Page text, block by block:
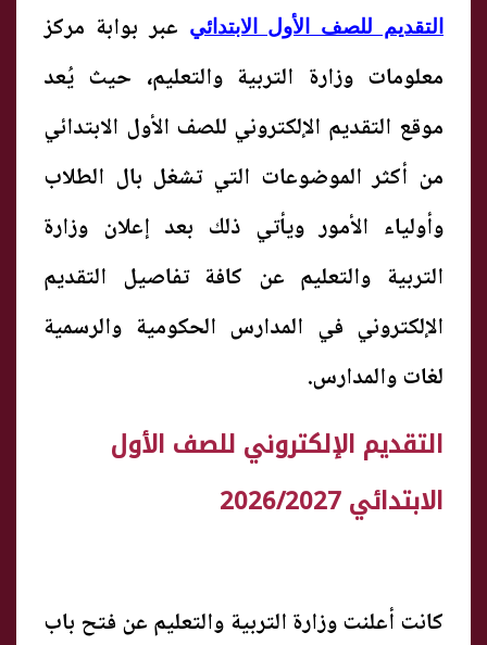
التقديم للصف الأول الابتدائي عبر بوابة مركز
معلومات وزارة التربية والتعليم، حيث يُعد
موقع التقديم الإلكتروني للصف الأول الابتدائي
من أكثر الموضوعات التي تشغل بال الطلاب
وأولياء الأمور ويأتي ذلك بعد إعلان وزارة
التربية والتعليم عن كافة تفاصيل التقديم
الإلكتروني في المدارس الحكومية والرسمية
لغات والمدارس.
التقديم الإلكتروني للصف الأول
الابتدائي 2026/2027
كانت أعلنت وزارة التربية والتعليم عن فتح باب